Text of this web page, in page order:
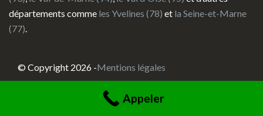
départements comme les Yvelines (78) et la Seine-et-Marne
(77).
© Copyright 2026 -Mentions légales
Appeler